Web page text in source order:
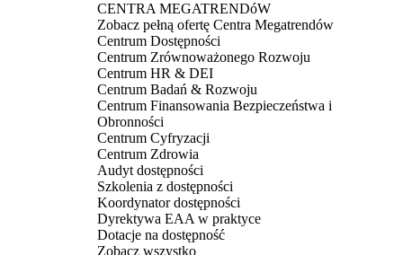
CENTRA MEGATRENDóW
Zobacz pełną ofertę Centra Megatrendów
Centrum Dostępności
Centrum Zrównoważonego Rozwoju
Centrum HR & DEI
Centrum Badań & Rozwoju
Centrum Finansowania Bezpieczeństwa i
Obronności
Centrum Cyfryzacji
Centrum Zdrowia
Audyt dostępności
Szkolenia z dostępności
Koordynator dostępności
Dyrektywa EAA w praktyce
Dotacje na dostępność
Zobacz wszystko